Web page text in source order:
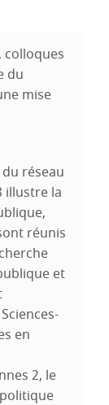
colloques
du
mise
réseau
illustre la
réunis
et
en
2, le